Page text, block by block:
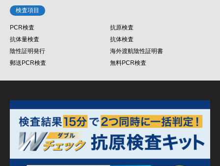
検査項目
PCR検査
抗原検査
抗体量検査
抗体検査
陰性証明発行
海外渡航陰性証明書
郵送PCR検査
無料PCR検査